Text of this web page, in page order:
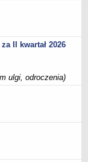
siedziby
wyborczych
II kwartał 2026
ulgi, odroczenia)